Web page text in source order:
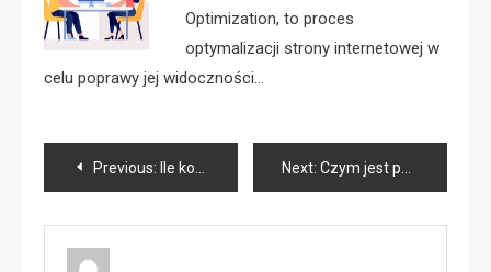
Optimization, to proces
optymalizacji strony internetowej w
celu poprawy jej widoczności…
Nawigacja
wpisu
Previous: Ile kosztuje pozycjonowanie strony? Next: Czym jest pozycjonowanie stron internetowych?